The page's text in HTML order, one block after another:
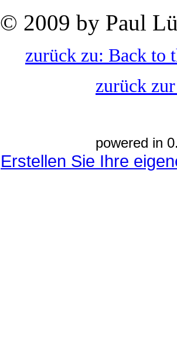
© 2009 by Paul
zurück zu: Back to
zurück
powered in
Erstellen Sie Ihre